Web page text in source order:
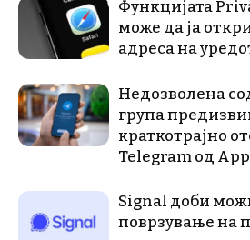
Функцијата
може да ја
адреса на
Недозволена
група
краткотрајно
Telegram од
Signal доби
поврзување на